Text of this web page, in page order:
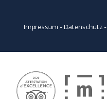
Impressum -Datenschutz-